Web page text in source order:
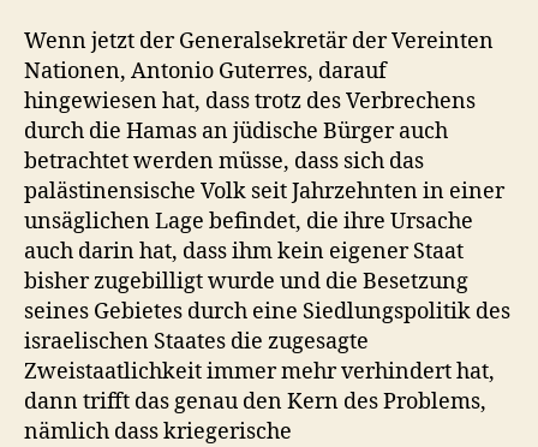
Wenn jetzt der Generalsekretär der Vereinten
Nationen, Antonio Guterres, darauf
hingewiesen hat, dass trotz des Verbrechens
durch die Hamas an jüdische Bürger auch
betrachtet werden müsse, dass sich das
palästinensische Volk seit Jahrzehnten in einer
unsäglichen Lage befindet, die ihre Ursache
auch darin hat, dass ihm kein eigener Staat
bisher zugebilligt wurde und die Besetzung
seines Gebietes durch eine Siedlungspolitik des
israelischen Staates die zugesagte
Zweistaatlichkeit immer mehr verhindert hat,
dann trifft das genau den Kern des Problems,
nämlich dass kriegerische